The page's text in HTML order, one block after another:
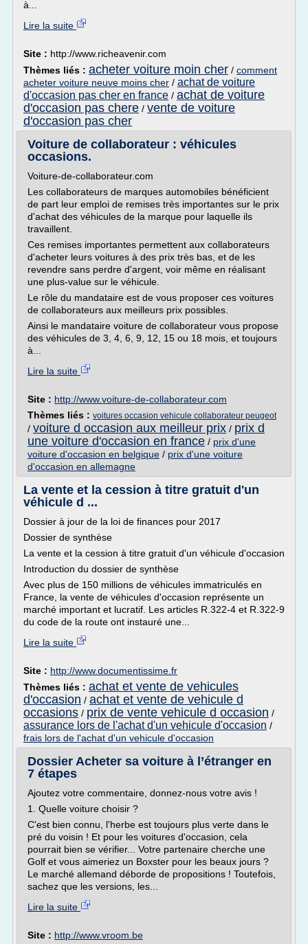
à...
Lire la suite
Site : http://www.richeavenir.com
Thèmes liés : acheter voiture moin cher / comment
acheter voiture neuve moins cher / achat de voiture
d'occasion pas cher en france / achat de voiture
d'occasion pas chere / vente de voiture
d'occasion pas cher
Voiture de collaborateur : véhicules
occasions.
Voiture-de-collaborateur.com
Les collaborateurs de marques automobiles bénéficient
de part leur emploi de remises très importantes sur le prix
d'achat des véhicules de la marque pour laquelle ils
travaillent.
Ces remises importantes permettent aux collaborateurs
d'acheter leurs voitures à des prix très bas, et de les
revendre sans perdre d'argent, voir même en réalisant
une plus-value sur le véhicule.
Le rôle du mandataire est de vous proposer ces voitures
de collaborateurs aux meilleurs prix possibles.
Ainsi le mandataire voiture de collaborateur vous propose
des véhicules de 3, 4, 6, 9, 12, 15 ou 18 mois, et toujours
à...
Lire la suite
Site : http://www.voiture-de-collaborateur.com
Thèmes liés : voitures occasion vehicule collaborateur peugeot
/ voiture d occasion aux meilleur prix / prix d
une voiture d'occasion en france / prix d'une
voiture d'occasion en belgique / prix d'une voiture
d'occasion en allemagne
La vente et la cession à titre gratuit d'un
véhicule d ...
Dossier à jour de la loi de finances pour 2017
Dossier de synthèse
La vente et la cession à titre gratuit d'un véhicule d'occasion
Introduction du dossier de synthèse
Avec plus de 150 millions de véhicules immatriculés en
France, la vente de véhicules d'occasion représente un
marché important et lucratif. Les articles R.322-4 et R.322-9
du code de la route ont instauré une...
Lire la suite
Site : http://www.documentissime.fr
Thèmes liés : achat et vente de vehicules
d'occasion / achat et vente de vehicule d
occasions / prix de vente vehicule d occasion /
assurance lors de l'achat d'un vehicule d'occasion /
frais lors de l'achat d'un vehicule d'occasion
Dossier Acheter sa voiture à l’étranger en
7 étapes
Ajoutez votre commentaire, donnez-nous votre avis !
1. Quelle voiture choisir ?
C'est bien connu, l'herbe est toujours plus verte dans le
pré du voisin ! Et pour les voitures d'occasion, cela
pourrait bien se vérifier... Votre partenaire cherche une
Golf et vous aimeriez un Boxster pour les beaux jours ?
Le marché allemand déborde de propositions ! Toutefois,
sachez que les versions, les...
Lire la suite
Site : http://www.vroom.be